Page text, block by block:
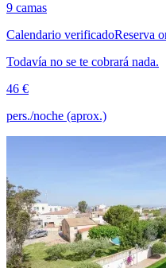
9 camas
Calendario verificadoReserva
Todavía no se te cobrará nada.
46 €
pers./noche (aprox.)